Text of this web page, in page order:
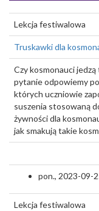
Lekcja festiwalowa
Truskawki dla
Czy kosmonauci
pytanie odpowiemy
których uczniowie
suszenia stosowaną
żywności dla
jak smakują takie
pon., 2023-09-
Lekcja festiwalowa